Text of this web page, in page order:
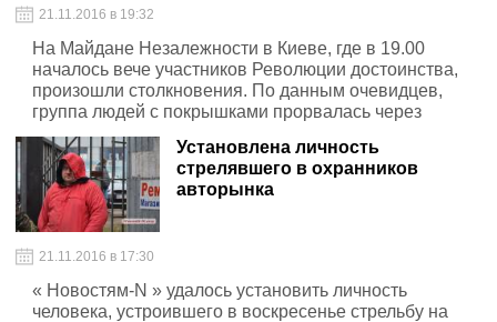
21.11.2016 в 19:32
На Майдане Незалежности в Киеве, где в 19.00
началось вече участников Революции достоинства,
произошли столкновения. По данным очевидцев,
группа людей с покрышками прорвалась через
кордон Нацполиции.
Установлена личность
стрелявшего в охранников
авторынка
21.11.2016 в 17:30
« Новостям-N » удалось установить личность
человека, устроившего в воскресенье стрельбу на